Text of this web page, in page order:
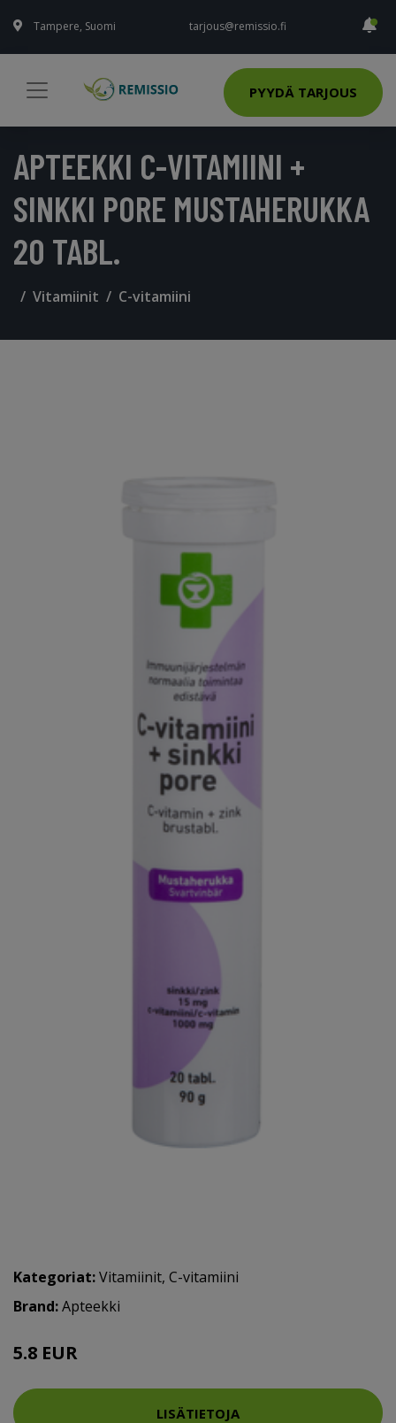
Tampere, Suomi tarjous@remissio.fi
PYYDÄ TARJOUS
APTEEKKI C-VITAMIINI +
SINKKI PORE MUSTAHERUKKA
20 TABL.
Vitamiinit C-vitamiini
Kategoriat:Vitamiinit, C-vitamiini
Brand:Apteekki
5.8 EUR
LISÄTIETOJA